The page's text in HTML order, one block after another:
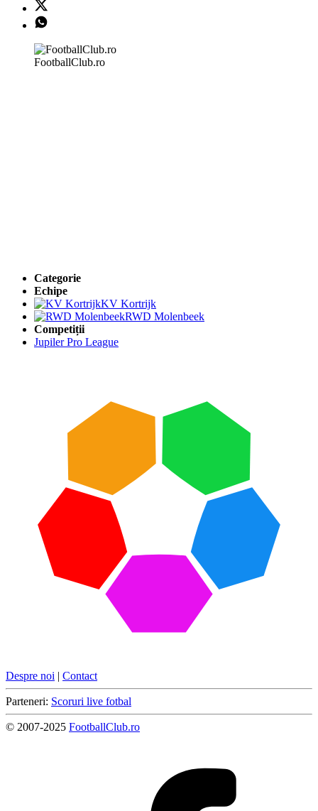
FootballClub.ro
Categorie
Echipe
KV Kortrijk
RWD Molenbeek
Competiții
Jupiler Pro League
Despre noi | Contact
Parteneri: Scoruri live fotbal
© 2007-2025 FootballClub.ro